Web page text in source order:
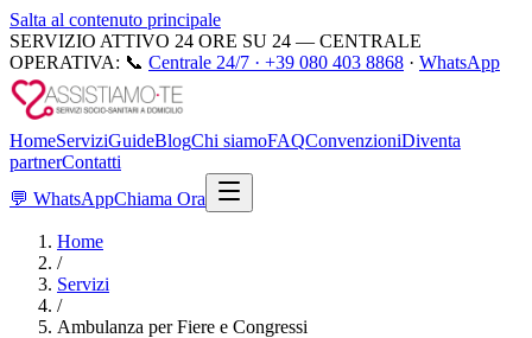
Salta al contenuto principale
SERVIZIO ATTIVO 24 ORE SU 24 — CENTRALE
OPERATIVA: 📞 Centrale 24/7 · +39 080 403 8868 · WhatsApp
HomeServiziGuideBlogChi siamoFAQConvenzioniDiventa
partnerContatti
💬 WhatsAppChiama Ora
Home
/
Servizi
/
Ambulanza per Fiere e Congressi